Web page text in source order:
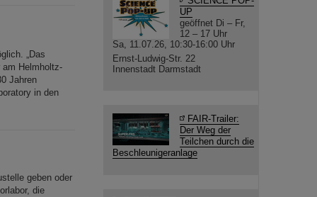
„Das
am Helmholtz-
Jahren
in den
geben oder
die
UP
geöffnet Di – Fr,
12 – 17 Uhr
Sa, 11.07.26, 10:30-16:00 Uhr
Ernst-Ludwig-Str. 22
Innenstadt Darmstadt
FAIR-Trailer:
Der Weg der
Teilchen durch die
Beschleunigeranlage